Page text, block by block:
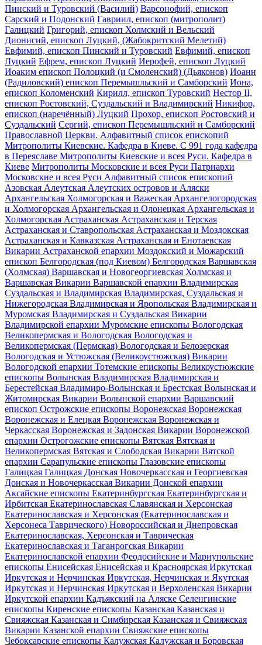
Пинский и Туровский (Василий) Варсонофий, епископ
Сарский и Подонский Гавриил, епископ (митрополит)
Галицкий Григорий, епископ Холмский и Вельский
Дионисий, епископ Луцкий, (Жабокритский Мелетий)
Евфимий, епископ Пинский и Туровский Евфимий, епископ
Луцкий Ефрем, епископ Луцкий Иерофей, епископ Луцкий
Иоаким епископ Полоцкий (и Смоленский) (Дьяконов) Иоанн
(Радиловский) епископ Перемышльский и Самборский Иона,
епископ Коломенский Кирилл, епископ Туровский Нестор II,
епископ Ростовский, Суздальский и Владимирский Никифор,
епископ (наречённый) Луцкий Прохор, епископ Ростовский и
Суздальский Сергий, епископ Перемышльский и Самборский
Православной Церкви. Алфавитный список епископий
Митрополиты Киевские. Кафедра в Киеве. С 991 года кафедра
в Переяславе Митрополиты Киевские и всея Руси. Кафедра в
Киеве Митрополиты Московские и всея Руси Патриархи
Московские и всея Руси Алфавитный список епископий
Азовская Алеутская Алеутских островов и Аляски
Архангельская Холмогорская и Важеская Архангелогородская
и Холмогорская Архангельская и Олонецкая Архангельская и
Холмогорская Астраханская Астраханская и Терская
Астраханская и Ставропольская Астраханская и Моздокская
Астраханская и Кавказская Астраханская и Енотаевская
Викарии Астраханской епархии Моздокский и Можарский
епископ Белгородская (под Киевом) Белгородская Варшавская
(Холмская) Варшавская и Новогеоргиевская Холмская и
Варшавская Викарии Варшавской епархии Владимирская
Суздальская и Владимирская Владимирская, Суздальская и
Нижегородская Владимирская и Яропольская Владимирская и
Муромская Владимирская и Суздальская Викарии
Владимирской епархии Муромские епископы Вологодская
Великопермская и Вологодская Вологодская и
Великопермская (Пермская) Вологодская и Белозерская
Вологодская и Устюжская (Великоустюжская) Викарии
Вологодской епархии Тотемские епископы Великоустюжские
епископы Волынская Владимирская Владимирская и
Берестейская Владимиро-Волынская и Брестская Волынская и
Житомирская Викарии Волынской епархии Варшавский
епископ Острожские епископы Воронежская Воронежская
Воронежская и Елецкая Воронежская Воронежская и
Черкасская Воронежская и Задонская Викарии Воронежской
епархии Острогожские епископы Вятская Вятская и
Великопермская Вятская и Слободская Викарии Вятской
епархии Сарапульские епископы Глазовские епископы
Галицкая Галицкая Донская Новочеркасская и Георгиевская
Донская и Новочеркасская Викарии Донской епархии
Аксайские епископы Екатеринбургская Екатеринбургская и
Ирбитская Екатеринославская Славянская и Херсонская
Екатеринославская и Херсонская (Екатеринославская и
Херсонеса Таврического) Новороссийская и Днепровская
Екатеринославская, Херсонская и Таврическая
Екатеринославская и Таганрогская Викарии
Екатеринославской епархии Феодосийские и Мариупольские
епископы Енисейская Енисейская и Красноярская Иркутская
Иркутская и Нерчинская Иркутская, Нерчинская и Якутская
Иркутская и Нерчинская Иркутская и Верхоленская Викарии
Иркутской епархии Кадъякский на Аляске Селенгинские
епископы Киренские епископы Казанская Казанская и
Свияжская Казанская и Симбирская Казанская и Свияжская
Викарии Казанской епархии Свияжские епископы
Чебоксарские епископы Калужская Калужская и Боровская